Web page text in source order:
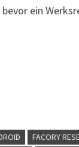
ein
FACORY